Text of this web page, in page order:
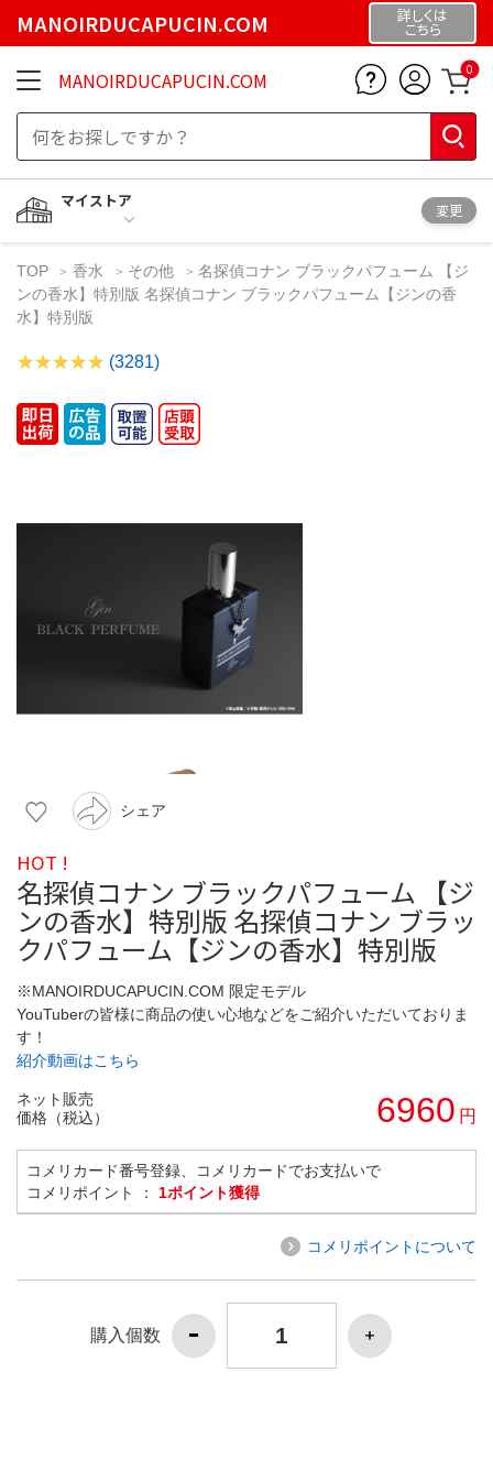
MANOIRDUCAPUCIN.COM 詳しくは
こちら
MANOIRDUCAPUCIN.COM 0
マイストア
変更
TOP 香水 その他
名探偵コナン ブラックパフューム 【ジ
ンの香水】特別版 名探偵コナン ブラックパフューム【ジンの香
水】特別版
(3281)
シェア
HOT !
名探偵コナン ブラックパフューム 【ジ
ンの香水】特別版 名探偵コナン ブラッ
クパフューム【ジンの香水】特別版
※MANOIRDUCAPUCIN.COM 限定モデル
YouTuberの皆様に商品の使い心地などをご紹介いただいておりま
す！
紹介動画はこちら
ネット販売
価格（税込）
6960 円
コメリカード番号登録、コメリカードでお支払いで
コメリポイント ： 1ポイント獲得
コメリポイントについて
購入個数